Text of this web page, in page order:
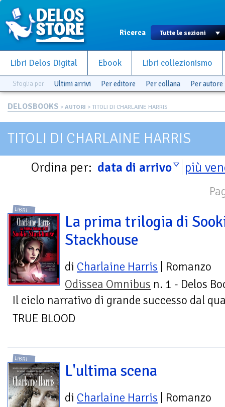
Ricerca
Libri Delos Digital Ebook Libri collezionismo
Sfoglia per Ultimi arrivi Per editore Per collana Per autore
DELOSBOOKS > AUTORI > TITOLI DI CHARLAINE HARRIS
TITOLI DI CHARLAINE HARRIS
Ordina per: data di arrivo più
LIBRI
La prima trilogia di
Stackhouse
di Charlaine Harris | Romanzo
Odissea Omnibus n. 1 - Delos
Il ciclo narrativo di grande successo dal
TRUE BLOOD
LIBRI
L'ultima scena
di Charlaine Harris | Romanzo